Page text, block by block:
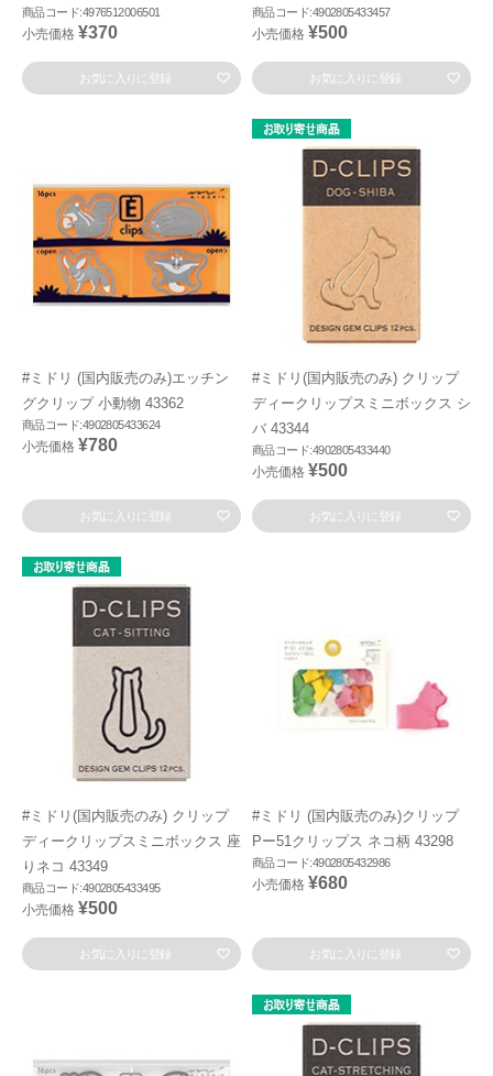
商品コード:4976512006501
小売価格 ¥370
お気に入りに登録
商品コード:4902805433457
小売価格 ¥500
お気に入りに登録
#ミドリ (国内販売のみ)エッチン
グクリップ 小動物 43362
商品コード:4902805433624
小売価格 ¥780
お気に入りに登録
#ミドリ(国内販売のみ) クリップ
ディークリップスミニボックス シ
バ 43344
商品コード:4902805433440
小売価格 ¥500
お気に入りに登録
#ミドリ(国内販売のみ) クリップ
ディークリップスミニボックス 座
りネコ 43349
商品コード:4902805433495
小売価格 ¥500
お気に入りに登録
#ミドリ (国内販売のみ)クリップ
Pー51クリップス ネコ柄 43298
商品コード:4902805432986
小売価格 ¥680
お気に入りに登録